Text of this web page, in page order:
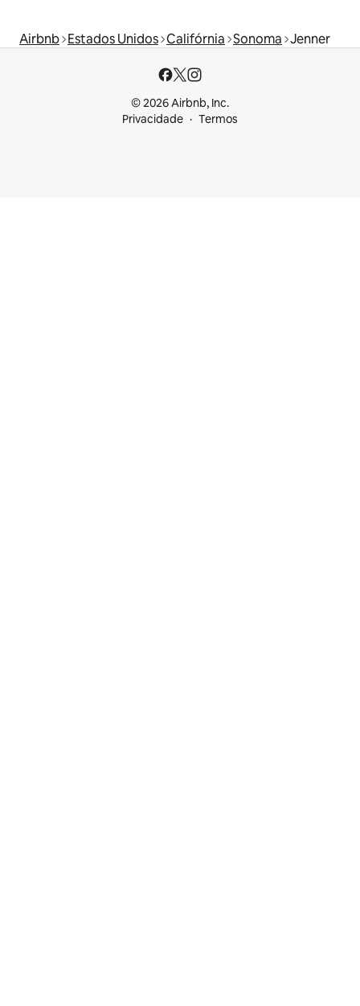
Airbnb Estados Unidos Califórnia Sonoma Jenner
© 2026 Airbnb, Inc.
Privacidade
Termos